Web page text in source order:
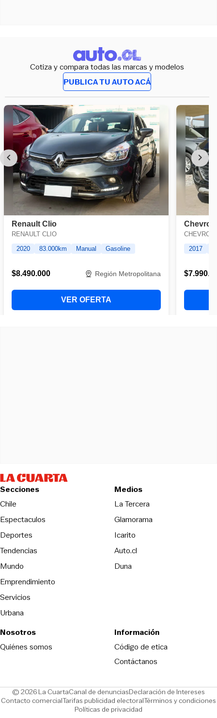
Cotiza y compara todas las marcas y modelos
PUBLICA TU AUTO ACÁ
Secciones
Chile
Espectaculos
Deportes
Tendencias
Mundo
Emprendimiento
Servicios
Urbana
Medios
La TerceraOpens in new
Glamorama
Icarito
Auto.cl
DunaOpens in new window
Nosotros
Quiénes somos
Información
Código de eticaOpens in new
Contáctanos
© 2026 La CuartaCanal de denunciasOpens in new window
Declaración de Intereses
Contacto comercialOpens in new window
Tarifas publicidad electoralOpens in new window
Términos y condiciones
Políticas de privacidad